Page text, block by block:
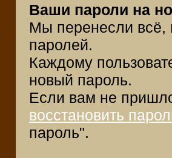
Ваши пароли на
Мы перенесли всё,
паролей.
Каждому
новый пароль.
Если вам не
восстановить
пароль".